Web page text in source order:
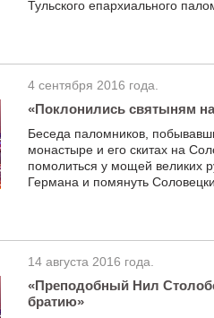
Тульского епархиального
4 сентября 2016 года.
«Поклонились святыням
Беседа паломников,
монастыре и его скитах на
помолиться у мощей великих
Германа и помянуть
14 августа 2016 года.
«Преподобный Нил
братию»